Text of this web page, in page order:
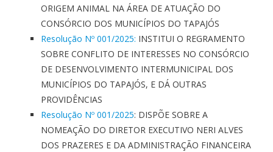
ORIGEM ANIMAL NA ÁREA DE ATUAÇÃO DO
CONSÓRCIO DOS MUNICÍPIOS DO TAPAJÓS
Resolução Nº 001/2025: INSTITUI O REGRAMENTO
SOBRE CONFLITO DE INTERESSES NO CONSÓRCIO
DE DESENVOLVIMENTO INTERMUNICIPAL DOS
MUNICÍPIOS DO TAPAJÓS, E DÁ OUTRAS
PROVIDÊNCIAS
Resolução Nº 001/2025: DISPÕE SOBRE A
NOMEAÇÃO DO DIRETOR EXECUTIVO NERI ALVES
DOS PRAZERES E DA ADMINISTRAÇÃO FINANCEIRA